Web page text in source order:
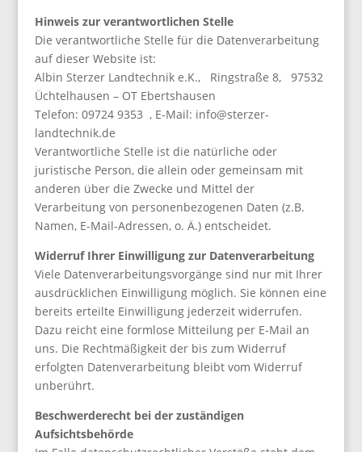
Hinweis zur verantwortlichen Stelle
Die verantwortliche Stelle für die Datenverarbeitung
auf dieser Website ist:
Albin Sterzer Landtechnik e.K., Ringstraße 8, 97532
Üchtelhausen – OT Ebertshausen
Telefon: 09724 9353 , E-Mail: info@sterzer-
landtechnik.de
Verantwortliche Stelle ist die natürliche oder
juristische Person, die allein oder gemeinsam mit
anderen über die Zwecke und Mittel der
Verarbeitung von personenbezogenen Daten (z.B.
Namen, E-Mail-Adressen, o. Ä.) entscheidet.
Widerruf Ihrer Einwilligung zur Datenverarbeitung
Viele Datenverarbeitungsvorgänge sind nur mit Ihrer
ausdrücklichen Einwilligung möglich. Sie können eine
bereits erteilte Einwilligung jederzeit widerrufen.
Dazu reicht eine formlose Mitteilung per E-Mail an
uns. Die Rechtmäßigkeit der bis zum Widerruf
erfolgten Datenverarbeitung bleibt vom Widerruf
unberührt.
Beschwerderecht bei der zuständigen
Aufsichtsbehörde